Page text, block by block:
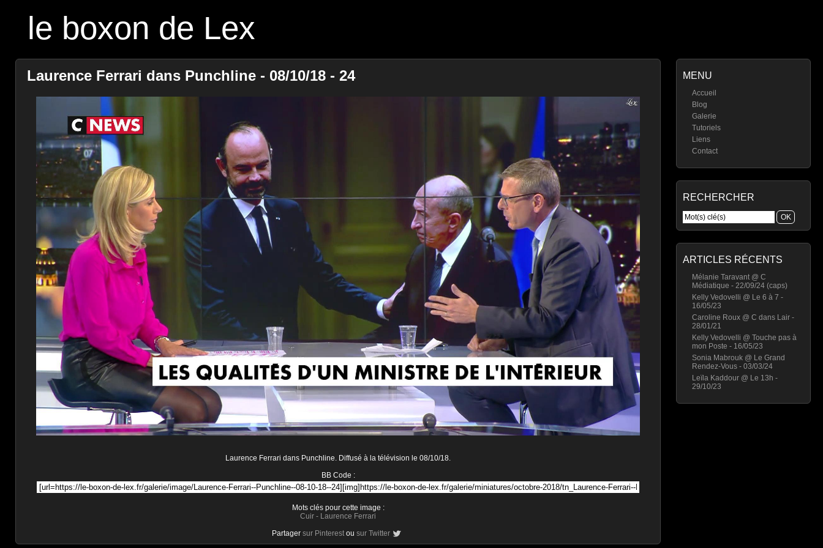
le boxon de Lex
MENU
Accueil
Blog
Galerie
Tutoriels
Liens
Contact
RECHERCHER
ARTICLES RÉCENTS
Mélanie Taravant @ C
Médiatique - 22/09/24 (caps)
Kelly Vedovelli @ Le 6 à 7 -
16/05/23
Caroline Roux @ C dans Lair -
28/01/21
Kelly Vedovelli @ Touche pas à
mon Poste - 16/05/23
Sonia Mabrouk @ Le Grand
Rendez-Vous - 03/03/24
Leïla Kaddour @ Le 13h -
29/10/23
Laurence Ferrari dans Punchline - 08/10/18 - 24
Laurence Ferrari dans Punchline. Diffusé à la télévision le 08/10/18.
BB Code :
Mots clés pour cette image :
Cuir - Laurence Ferrari
Partager sur Pinterest ou sur Twitter